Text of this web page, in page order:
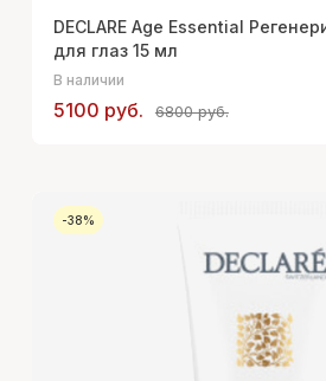
DECLARE Age Essential
для глаз 15 мл
В наличии
5100 руб. 6800 руб.
-38%